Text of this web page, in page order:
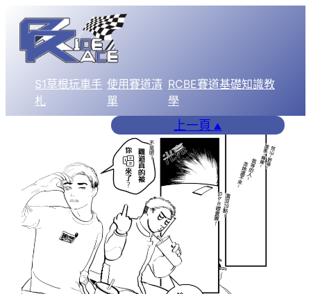
S1草根玩車手
札
使用賽道清
單
RCBE賽道基礎知識教
學
上一頁▲